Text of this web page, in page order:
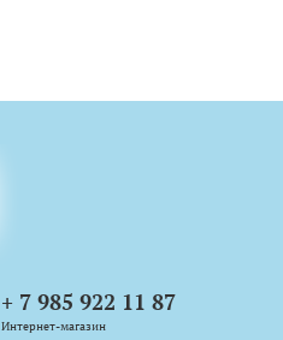
+ 7 985 922 11 87
Интернет-магазин